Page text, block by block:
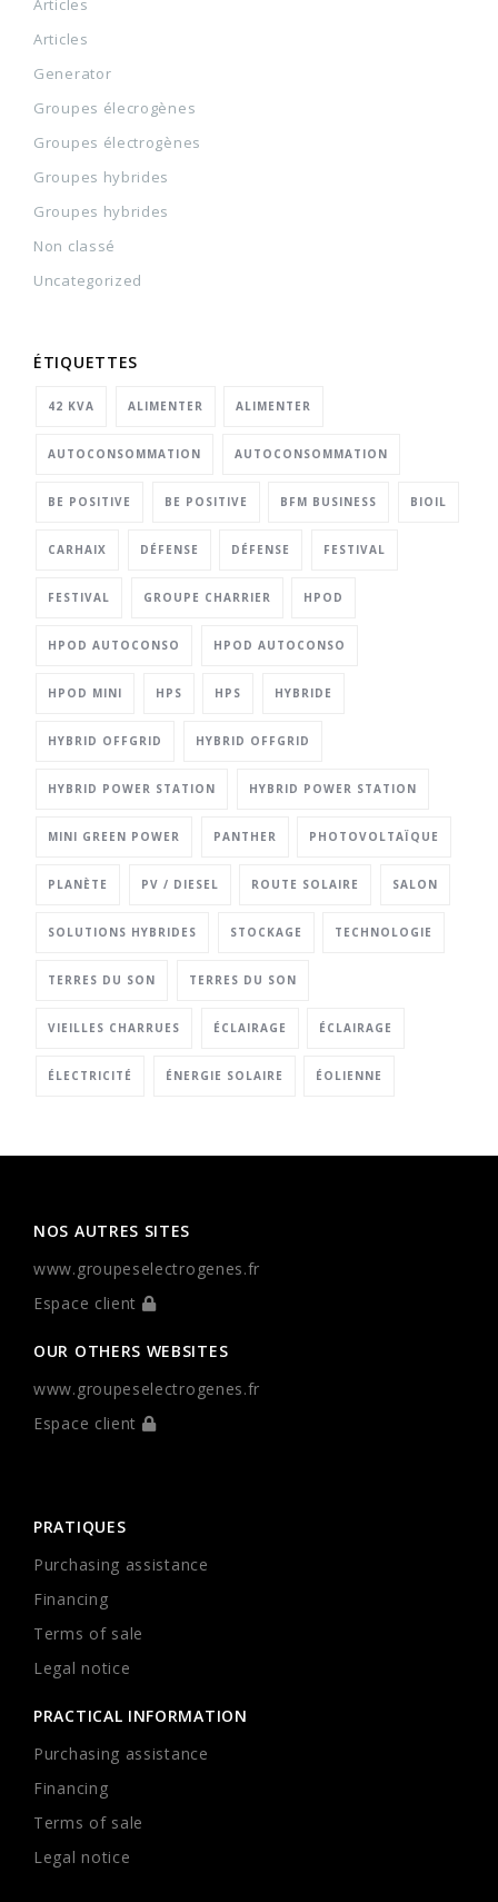
Articles
Generator
Groupes élecrogènes
Groupes électrogènes
Groupes hybrides
Groupes hybrides
Non classé
Uncategorized
ÉTIQUETTES
42 KVA ALIMENTER ALIMENTER
AUTOCONSOMMATION AUTOCONSOMMATION
BE POSITIVE BE POSITIVE BFM BUSINESS BIOIL
CARHAIX DÉFENSE DÉFENSE FESTIVAL
FESTIVAL GROUPE CHARRIER HPOD
HPOD AUTOCONSO HPOD AUTOCONSO
HPOD MINI HPS HPS HYBRIDE
HYBRID OFFGRID HYBRID OFFGRID
HYBRID POWER STATION HYBRID POWER STATION
MINI GREEN POWER PANTHER PHOTOVOLTAÏQUE
PLANÈTE PV / DIESEL ROUTE SOLAIRE SALON
SOLUTIONS HYBRIDES STOCKAGE TECHNOLOGIE
TERRES DU SON TERRES DU SON
VIEILLES CHARRUES ÉCLAIRAGE ÉCLAIRAGE
ÉLECTRICITÉ ÉNERGIE SOLAIRE ÉOLIENNE
NOS AUTRES SITES
www.groupeselectrogenes.fr
Espace client
OUR OTHERS WEBSITES
www.groupeselectrogenes.fr
Espace client
PRATIQUES
Purchasing assistance
Financing
Terms of sale
Legal notice
PRACTICAL INFORMATION
Purchasing assistance
Financing
Terms of sale
Legal notice